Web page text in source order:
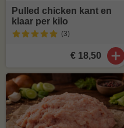
Pulled chicken kant en
klaar per kilo
(3)
€ 18,50